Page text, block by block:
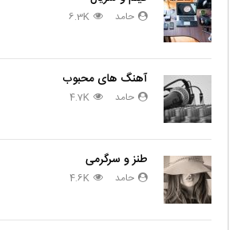
حامد 6.3K
آهنگ های محبوب
حامد 4.7K
طنز و سرگرمی
حامد 4.6K